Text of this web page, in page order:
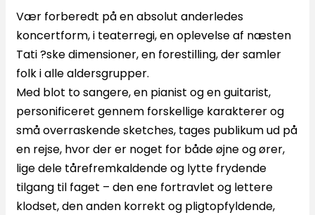
Vær forberedt på en absolut anderledes
koncertform, i teaterregi, en oplevelse af næsten
Tati ?ske dimensioner, en forestilling, der samler
folk i alle aldersgrupper.
Med blot to sangere, en pianist og en guitarist,
personificeret gennem forskellige karakterer og
små overraskende sketches, tages publikum ud på
en rejse, hvor der er noget for både øjne og ører,
lige dele tårefremkaldende og lytte frydende
tilgang til faget – den ene fortravlet og lettere
klodset, den anden korrekt og pligtopfyldende,